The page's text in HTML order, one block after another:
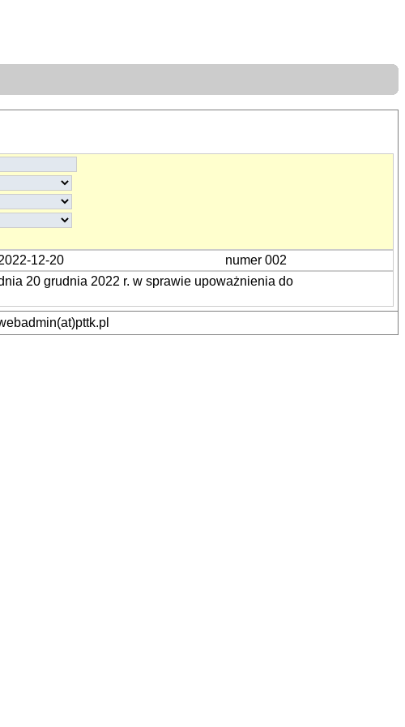
12-20
numer 002
20 grudnia 2022 r. w sprawie upoważnienia do